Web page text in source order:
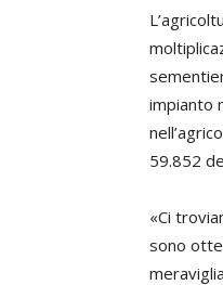
impianto
59.852
«Ci
sono